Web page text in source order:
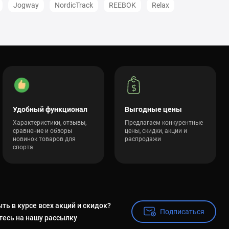
Jogway NordicTrack REEBOK Relax
Удобный функционал
Характеристики, отзывы,
сравнение и обзоры
новинок товаров для
спорта
Выгодные цены
Предлагаем конкурентные
цены, скидки, акции и
распродажи
в курсе всех акций и скидок?
на нашу рассылку
Подписаться
Подписаться